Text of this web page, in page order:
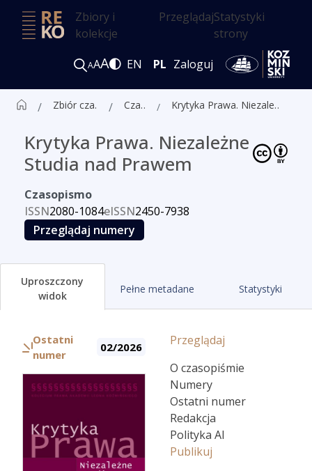
Zbiory i
kolekcje
PrzeglądajStatystyki
strony
AAA EN PL Zaloguj
Zbiór czasopism ALK Czasopisma Krytyka Prawa. Niezależne Studia nad Prawem
Krytyka Prawa. Niezależne
Studia nad Prawem
Czasopismo
ISSN2080-1084eISSN2450-7938
Przeglądaj numery
Uproszczony
widok
Pełne metadane Statystyki
Ostatni
numer
02/2026
Przeglądaj
O czasopiśmie
Numery
Ostatni numer
Redakcja
Polityka AI
Publikuj